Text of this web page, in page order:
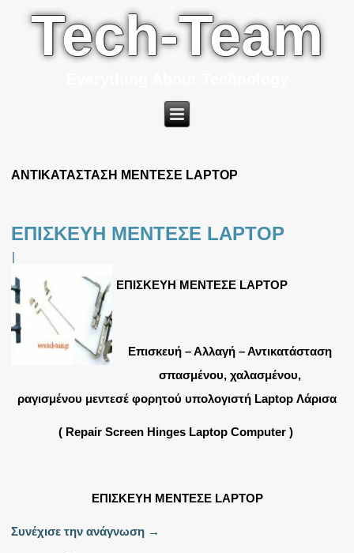
Tech-Team
ΑΝΤΙΚΑΤΑΣΤΑΣΗ ΜΕΝΤΕΣΕ LAPTOP
ΕΠΙΣΚΕΥΗ ΜΕΝΤΕΣΕ LAPTOP
|
ΕΠΙΣΚΕΥΗ ΜΕΝΤΕΣΕ LAPTOP
Επισκευή – Αλλαγή – Αντικατάσταση
σπασμένου, χαλασμένου,
ραγισμένου μεντεσέ φορητού υπολογιστή Laptop Λάρισα
( Repair Screen Hinges Laptop Computer )
ΕΠΙΣΚΕΥΗ ΜΕΝΤΕΣΕ LAPTOP
Συνέχισε την ανάγνωση →